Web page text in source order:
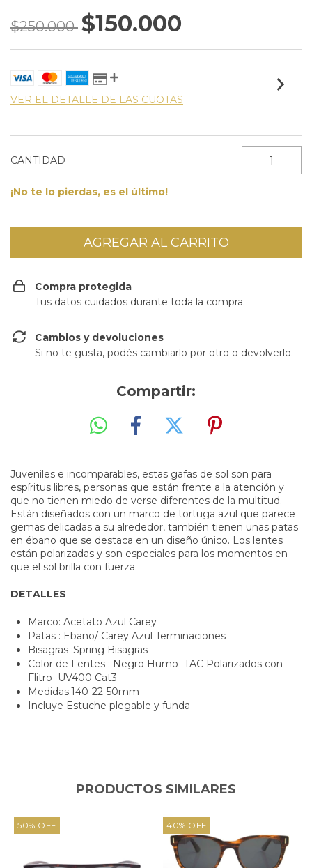
$250.000 $150.000
VER EL DETALLE DE LAS CUOTAS
CANTIDAD
¡No te lo pierdas, es el último!
Compra protegida
Tus datos cuidados durante toda la compra.
Cambios y devoluciones
Si no te gusta, podés cambiarlo por otro o devolverlo.
Compartir:
Juveniles e incomparables, estas gafas de sol son para
espíritus libres, personas que están frente a la atención y
que no tienen miedo de verse diferentes de la multitud.
Están diseñados con un marco de tortuga azul que parece
gemas delicadas a su alrededor, también tienen unas patas
en ébano que se destaca en un diseño único. Los lentes
están polarizadas y son especiales para los momentos en
que el sol brilla con fuerza.
DETALLES
Marco: Acetato Azul Carey
Patas : Ebano/ Carey Azul Terminaciones
Bisagras :Spring Bisagras
Color de Lentes : Negro Humo TAC Polarizados con
Flitro UV400 Cat3
Medidas:140-22-50mm
Incluye Estuche plegable y funda
PRODUCTOS SIMILARES
50% OFF 40% OFF